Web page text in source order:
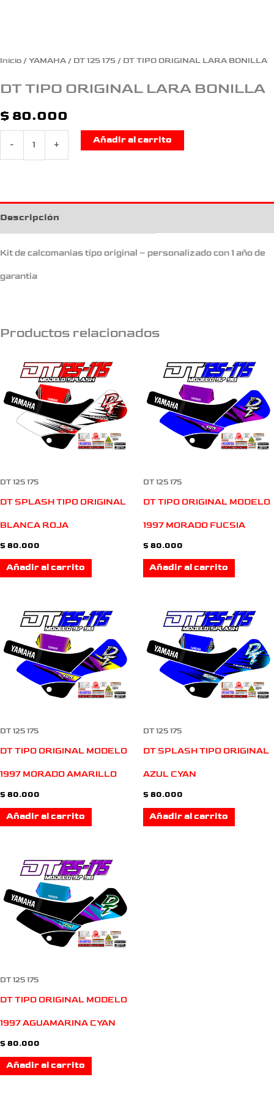
Inicio / YAMAHA / DT 125 175 / DT TIPO ORIGINAL LARA BONILLA
DT TIPO ORIGINAL LARA BONILLA
$ 80.000
- +
Añadir al carrito
Descripción
Kit de calcomanias tipo original – personalizado con 1 año de
garantia
Productos relacionados
DT 125 175
DT SPLASH TIPO ORIGINAL
BLANCA ROJA
$ 80.000
Añadir al carrito
DT 125 175
DT TIPO ORIGINAL MODELO
1997 MORADO FUCSIA
$ 80.000
Añadir al carrito
DT 125 175
DT TIPO ORIGINAL MODELO
1997 MORADO AMARILLO
$ 80.000
Añadir al carrito
DT 125 175
DT SPLASH TIPO ORIGINAL
AZUL CYAN
$ 80.000
Añadir al carrito
DT 125 175
DT TIPO ORIGINAL MODELO
1997 AGUAMARINA CYAN
$ 80.000
Añadir al carrito